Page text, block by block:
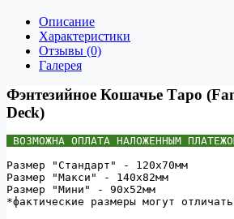
Описание
Характеристики
Отзывы (0)
Галерея
Фэнтезийное Кошачье Таро
Deck)
ВОЗМОЖНА ОПЛАТА НАЛОЖЕННЫМ
Размер "Стандарт" - 120х70мм
Размер "Макси" - 140х82мм
Размер "Мини" - 90х52мм